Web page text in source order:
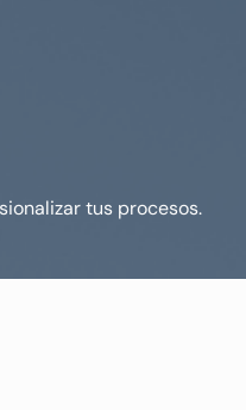
tus procesos.